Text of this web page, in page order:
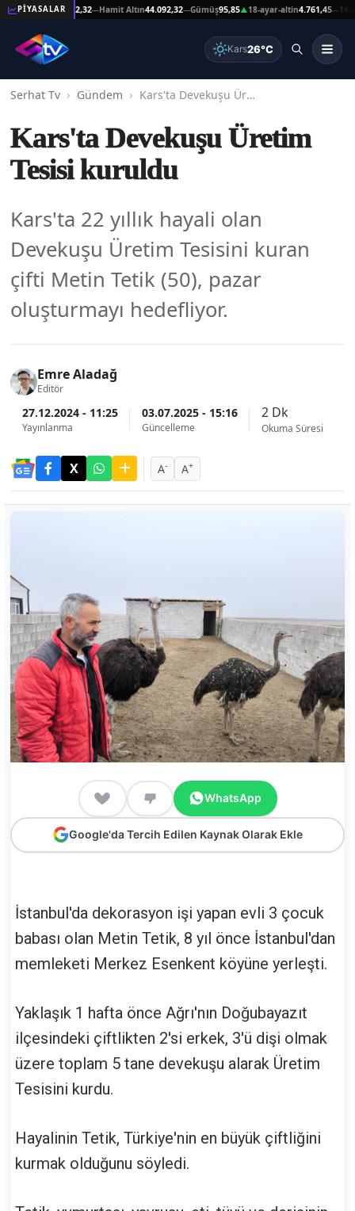
PİYASALAR
Altın44.092,32 —Hamit Altın44.092,32—Gümüş95,85▲18-ayar-altin4.761,45—14-
Kars26°C
Serhat Tv Gündem Kars'ta Devekuşu Üretim Tesisi kuruldu
Kars'ta Devekuşu Üretim
Tesisi kuruldu
Kars'ta 22 yıllık hayali olan
Devekuşu Üretim Tesisini kuran
çifti Metin Tetik (50), pazar
oluşturmayı hedefliyor.
Emre Aladağ
Editör
27.12.2024 - 11:25
Yayınlanma
03.07.2025 - 15:16
Güncelleme
2 Dk
Okuma Süresi
A- A+
WhatsApp
Google'da Tercih Edilen Kaynak Olarak Ekle
İstanbul'da dekorasyon işi yapan evli 3 çocuk
babası olan Metin Tetik, 8 yıl önce İstanbul'dan
memleketi Merkez Esenkent köyüne yerleşti.
Yaklaşık 1 hafta önce Ağrı'nın Doğubayazıt
ilçesindeki çiftlikten 2'si erkek, 3'ü dişi olmak
üzere toplam 5 tane devekuşu alarak Üretim
Tesisini kurdu.
Hayalinin Tetik, Türkiye'nin en büyük çiftliğini
kurmak olduğunu söyledi.